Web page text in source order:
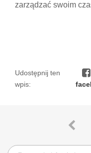
zarządzać swoim
Udostępnij ten
wpis: